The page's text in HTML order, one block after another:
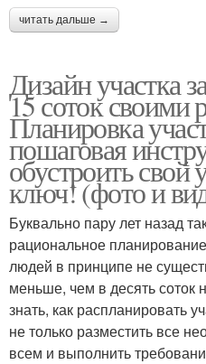
читать дальше →
Дизайн участка
15 соток своими
Планировка
пошаговая
обустроить свой
ключ! (фото и
Буквально пару лет назад
рациональное
людей в принципе не
меньше, чем в десять
знать, как распланировать
не только разместить все
всем и выполнить